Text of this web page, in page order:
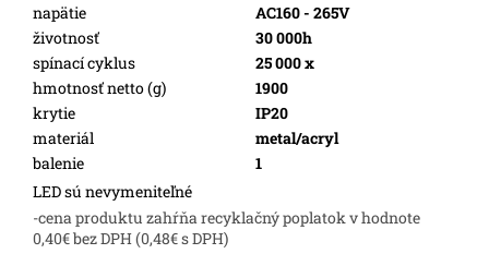
napätie
AC160 - 265V
životnosť
30 000h
spínací cyklus
25 000 x
hmotnosť netto (g)
1900
krytie
IP20
materiál
metal/acryl
balenie
1
LED sú nevymeniteľné
-cena produktu zahŕňa recyklačný poplatok v hodnote
0,40€ bez DPH (0,48€ s DPH)